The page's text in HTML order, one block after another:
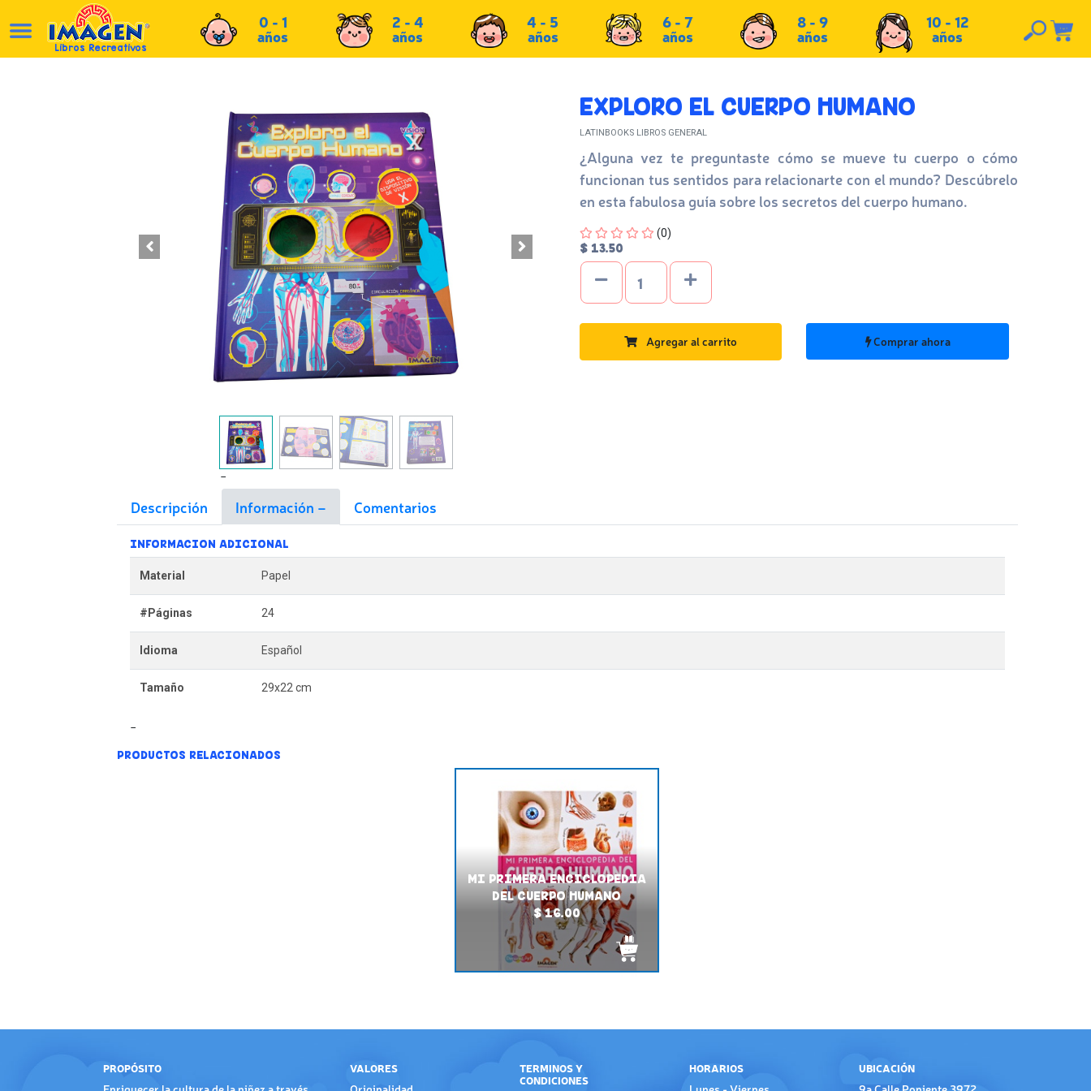
Libros Recreativos
0 - 1
años
2 - 4
años
4 - 5
años
6 - 7
años
8 - 9
años
10 - 12
años
EXPLORO EL CUERPO HUMANO
LATINBOOKS LIBROS GENERAL
¿Alguna vez te preguntaste cómo se mueve tu cuerpo o cómo
funcionan tus sentidos para relacionarte con el mundo? Descúbrelo
en esta fabulosa guía sobre los secretos del cuerpo humano.
Four out of Five Stars
(0)
$ 13.50
Agregar al carrito Comprar ahora
Descripción Información Comentarios
INFORMACION ADICIONAL
Material Papel
#Páginas 24
Idioma Español
Tamaño 29x22 cm
PRODUCTOS RELACIONADOS
MI PRIMERA ENCICLOPEDIA
DEL CUERPO HUMANO
$ 16.00
PROPÓSITO VALORES
TERMINOS Y
CONDICIONES
HORARIOS UBICACIÓN